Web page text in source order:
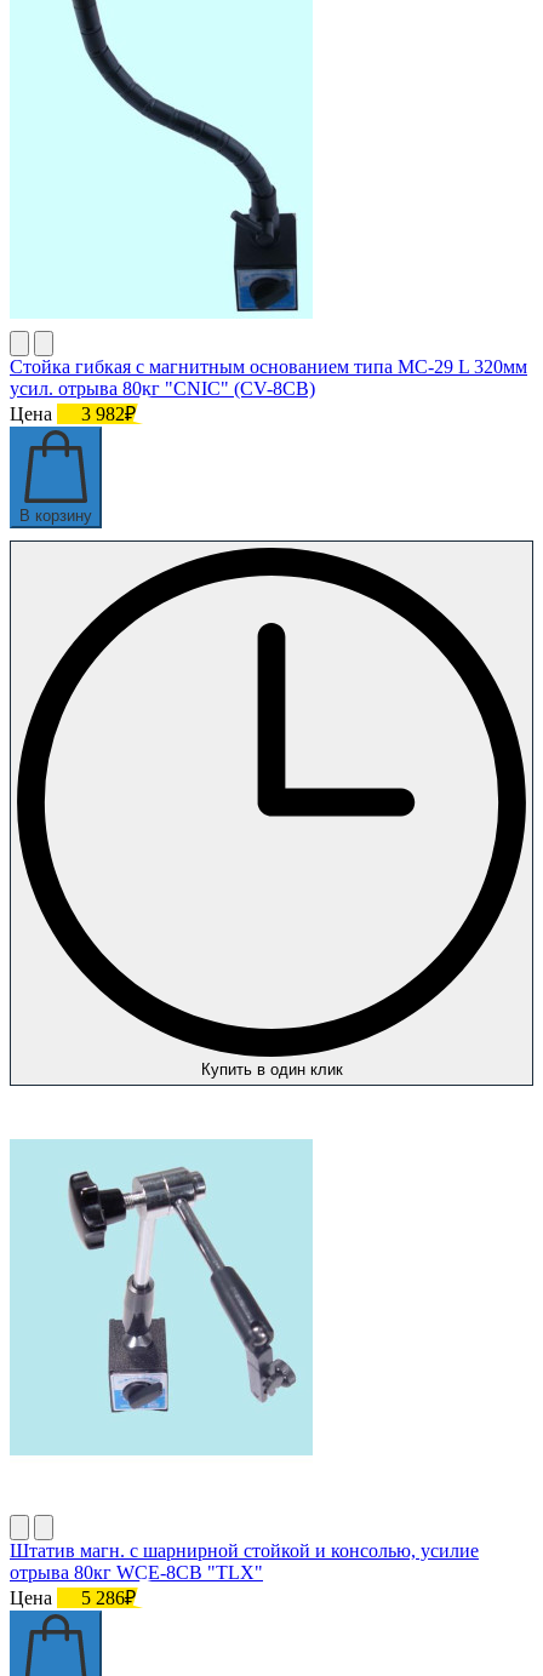
Стойка гибкая с магнитным основанием типа МС-29 L 320мм
усил. отрыва 80кг "CNIC" (CV-8CВ)
Цена
3 982₽
В корзину
Купить в один клик
Штатив магн. с шарнирной стойкой и консолью, усилие
отрыва 80кг WCE-8CB "TLX"
Цена
5 286₽